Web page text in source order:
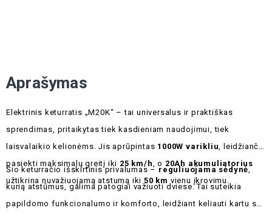
Aprašymas
Elektrinis keturratis „M20K“ – tai universalus ir praktiškas
sprendimas, pritaikytas tiek kasdieniam naudojimui, tiek
laisvalaikio kelionėms. Jis aprūpintas 1000W varikliu , leidžiančiu
pasiekti maksimalų greitį iki 25 km/h , o 20Ah akumuliatorius
užtikrina nuvažiuojamą atstumą iki 50 km vienu įkrovimu.
Šio keturračio išskirtinis privalumas – reguliuojama sėdynė
kurią atstūmus, galima patogiai važiuoti dviese. Tai suteikia
papildomo funkcionalumo ir komforto, leidžiant keliauti kartu su